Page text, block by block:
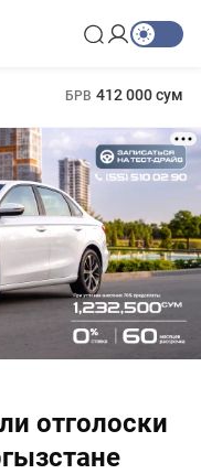
БРВ 412 000 сум
отголоски